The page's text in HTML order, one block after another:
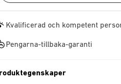
Kvalificerad och kompetent
Pengarna-tillbaka-garanti